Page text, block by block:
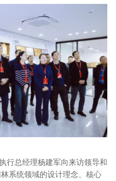
总经理杨建军向来访领导和
系统领域的设计理念、核心